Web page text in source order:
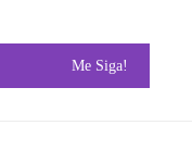
Me Siga!